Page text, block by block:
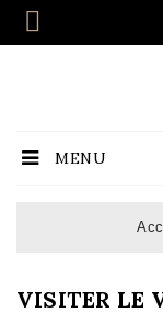
MENU
VISITER LE